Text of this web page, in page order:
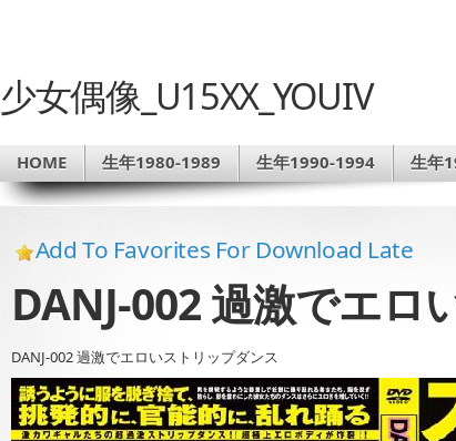
少女偶像_U15XX_YOUIV
HOME 生年1980-1989 生年1990-1994 生年
Add To Favorites For Download Late
DANJ-002 過激でエロ
DANJ-002 過激でエロいストリップダンス